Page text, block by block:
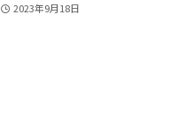
2023年9月18日